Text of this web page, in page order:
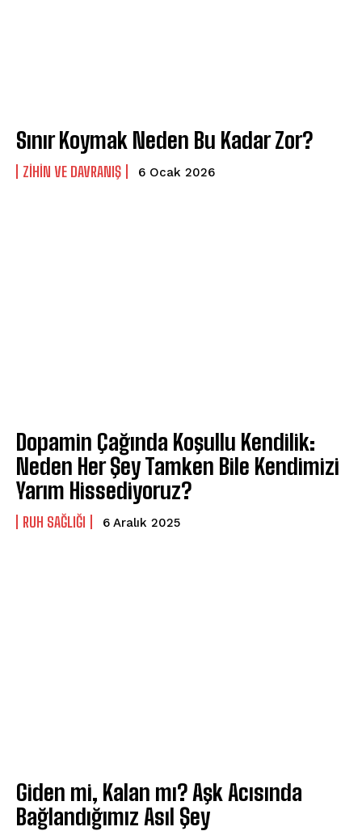
Sınır Koymak Neden Bu Kadar Zor?
⁠ZIHIN VE DAVRANIŞ 6 Ocak 2026
Dopamin Çağında Koşullu Kendilik:
Neden Her Şey Tamken Bile Kendimizi
Yarım Hissediyoruz?
⁠RUH SAĞLIĞI 6 Aralık 2025
Giden mi, Kalan mı? Aşk Acısında
Bağlandığımız Asıl Şey